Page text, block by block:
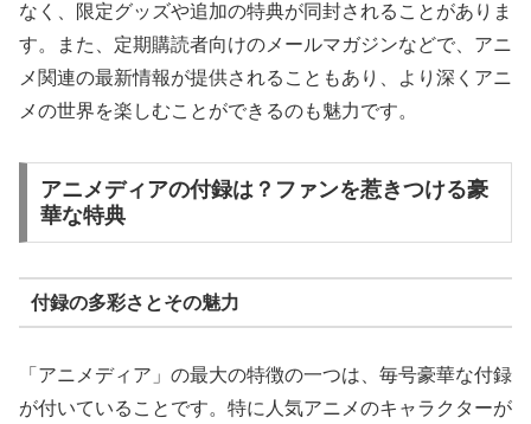
なく、限定グッズや追加の特典が同封されることがありま
す。また、定期購読者向けのメールマガジンなどで、アニ
メ関連の最新情報が提供されることもあり、より深くアニ
メの世界を楽しむことができるのも魅力です。
アニメディアの付録は？ファンを惹きつける豪
華な特典
付録の多彩さとその魅力
「アニメディア」の最大の特徴の一つは、毎号豪華な付録
が付いていることです。特に人気アニメのキャラクターが